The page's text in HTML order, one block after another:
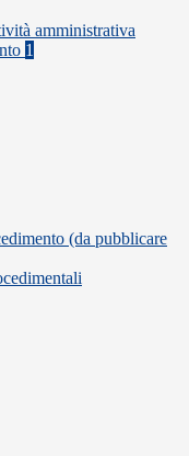
amministrativa
1
(da pubblicare